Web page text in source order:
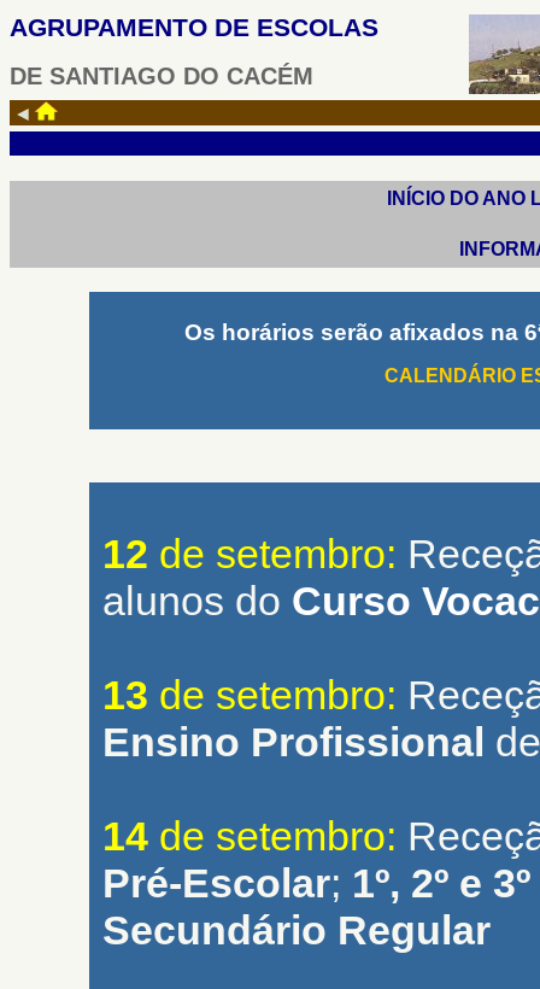
AGRUPAMENTO DE ESCOLAS
DE SANTIAGO DO CACÉM
◄
INÍCIO DO ANO
Os horários serão afixados na
CALENDÁRIO
12 de setembro:
alunos do Curso
13 de setembro:
Ensino Profissional
14 de setembro:
Pré-Escolar; 1º, 2º e
Secundário Regular